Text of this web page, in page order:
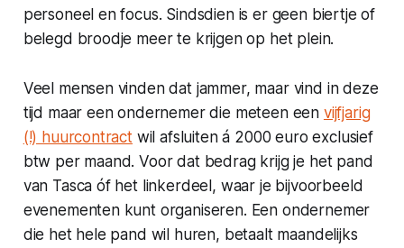
personeel en focus. Sindsdien is er geen biertje of
belegd broodje meer te krijgen op het plein.
Veel mensen vinden dat jammer, maar vind in deze
tijd maar een ondernemer die meteen een vijfjarig
(!) huurcontractwil afsluiten á 2000 euro exclusief
btw per maand. Voor dat bedrag krijg je het pand
van Tasca óf het linkerdeel, waar je bijvoorbeeld
evenementen kunt organiseren. Een ondernemer
die het hele pand wil huren, betaalt maandelijks